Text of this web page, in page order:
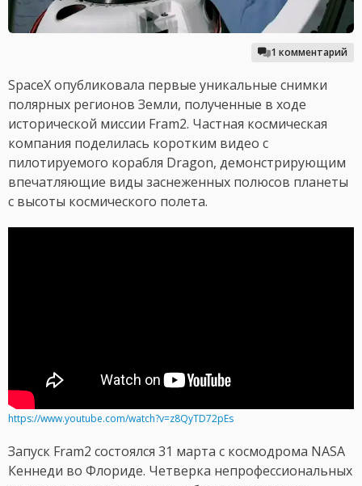
1 комментарий
SpaceX опубликовала первые уникальные снимки
полярных регионов Земли, полученные в ходе
исторической миссии Fram2. Частная космическая
компания поделилась коротким видео с
пилотируемого корабля Dragon, демонстрирующим
впечатляющие виды заснеженных полюсов планеты
с высоты космического полета.
https://www.youtube.com/watch?v=z8QyTD72pEs
Запуск Fram2 состоялся 31 марта с космодрома NASA
Кеннеди во Флориде. Четверка непрофессиональных